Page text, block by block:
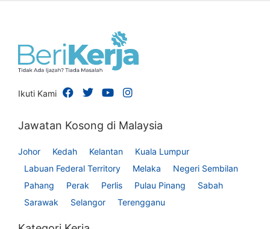
Ikuti Kami
Jawatan Kosong di Malaysia
Johor Kedah Kelantan
Kuala Lumpur
Labuan Federal Territory
Melaka
Negeri Sembilan
Pahang
Perak Perlis Pulau Pinang
Sabah
Sarawak
Selangor Terengganu